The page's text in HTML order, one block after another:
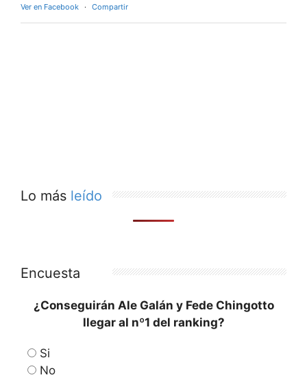
Ver en Facebook · Compartir
Lo más leído
Encuesta
¿Conseguirán Ale Galán y Fede Chingotto
llegar al nº1 del ranking?
Si
No